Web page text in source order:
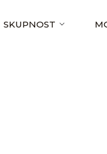
SKUPNOST